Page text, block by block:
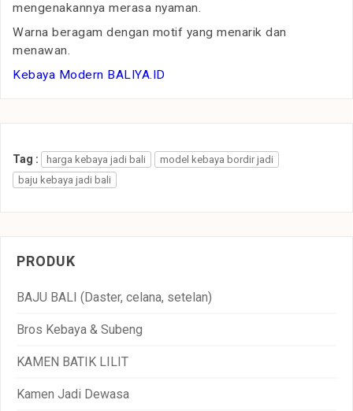
mengenakannya merasa nyaman.
Warna beragam dengan motif yang menarik dan
menawan.
Kebaya Modern BALIYA.ID
Tag : harga kebaya jadi bali
model kebaya bordir jadi
baju kebaya jadi bali
PRODUK
BAJU BALI (Daster, celana, setelan)
Bros Kebaya & Subeng
KAMEN BATIK LILIT
Kamen Jadi Dewasa